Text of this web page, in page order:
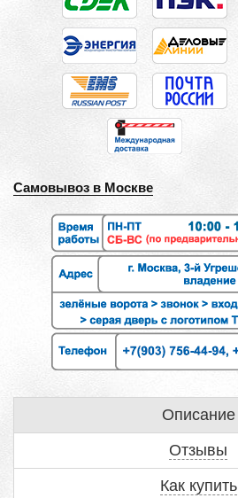
Самовывоз в Москве
Описание
Отзывы
Как купить